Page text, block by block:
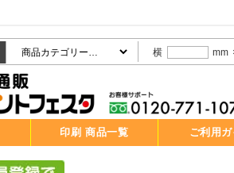
横 mm
印刷 商品一覧 ご利用